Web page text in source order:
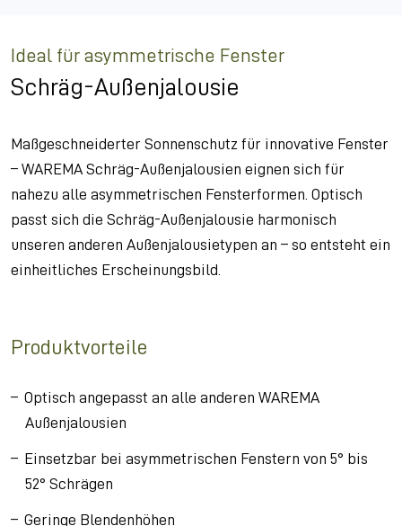
Ideal für asymmetrische Fenster
Schräg-Außenjalousie
Maßgeschneiderter Sonnenschutz für innovative Fenster
– WAREMA Schräg-Außenjalousien eignen sich für
nahezu alle asymmetrischen Fensterformen. Optisch
passt sich die Schräg-Außenjalousie harmonisch
unseren anderen Außenjalousietypen an – so entsteht ein
einheitliches Erscheinungsbild.
Produktvorteile
Optisch angepasst an alle anderen WAREMA
Außenjalousien
Einsetzbar bei asymmetrischen Fenstern von 5° bis
52° Schrägen
Geringe Blendenhöhen